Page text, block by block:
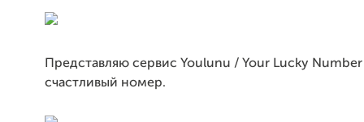
Представляю сервис Youlunu / Your Lucky
счастливый номер.